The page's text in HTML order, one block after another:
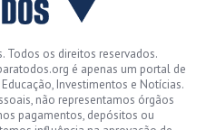
Todos os direitos reservados.
é apenas um portal de
Investimentos e Notícias.
não representamos órgãos
pagamentos, depósitos ou